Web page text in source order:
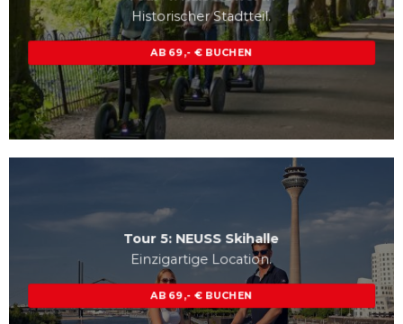
Historischer Stadtteil.
AB 69,- € BUCHEN
Tour 5: NEUSS Skihalle
Einzigartige Location.
AB 69,- € BUCHEN